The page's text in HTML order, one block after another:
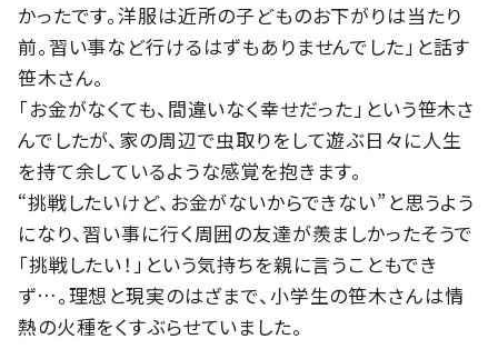
かったです。洋服は近所の子どものお下がりは当たり
前。習い事など行けるはずもありませんでした」と話す
笹木さん。
「お金がなくても、間違いなく幸せだった」という笹木さ
んでしたが、家の周辺で虫取りをして遊ぶ日々に人生
を持て余しているような感覚を抱きます。
“挑戦したいけど、お金がないからできない”と思うよう
になり、習い事に行く周囲の友達が羨ましかったそうで
「挑戦したい！」という気持ちを親に言うこともでき
ず…。理想と現実のはざまで、小学生の笹木さんは情
熱の火種をくすぶらせていました。